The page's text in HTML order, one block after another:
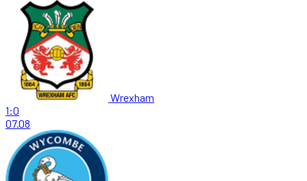
Wrexham
1:0
07.08